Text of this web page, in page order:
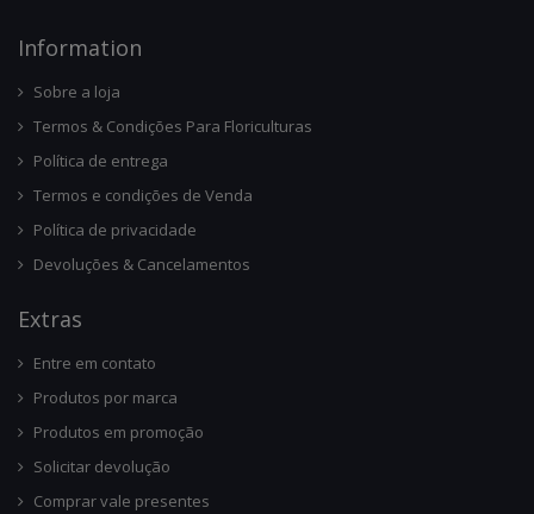
InforMation
Sobre a loja
Termos & Condições Para Floriculturas
Política de entrega
Termos e condições de Venda
Política de privacidade
Devoluções & Cancelamentos
ExtRas
Entre em contato
Produtos por marca
Produtos em promoção
Solicitar devolução
Comprar vale presentes